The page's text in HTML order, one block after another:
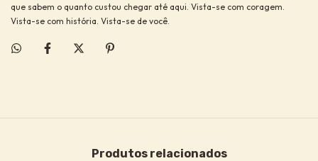
que sabem o quanto custou chegar até aqui. Vista-se com coragem.
Vista-se com história. Vista-se de você.
Produtos relacionados